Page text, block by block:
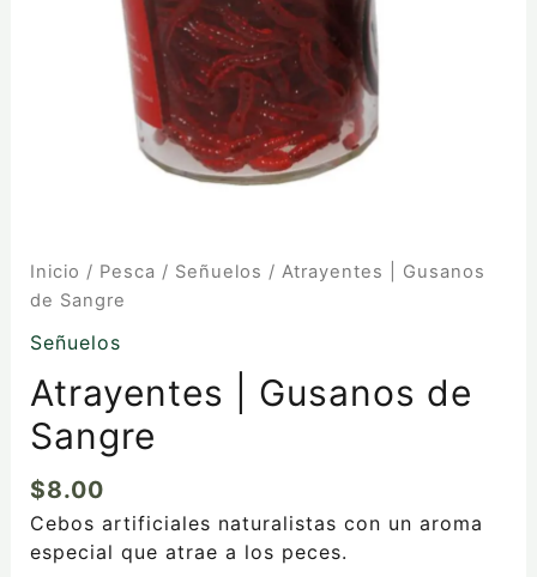
Inicio / Pesca / Señuelos / Atrayentes | Gusanos
de Sangre
Señuelos
Atrayentes | Gusanos de
Sangre
$8.00
Cebos artificiales naturalistas con un aroma
especial que atrae a los peces.